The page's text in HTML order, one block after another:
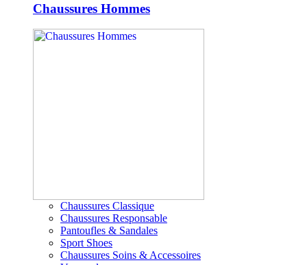
Chaussures Hommes
Chaussures Classique
Chaussures Responsable
Pantoufles & Sandales
Sport Shoes
Chaussures Soins & Accessoires